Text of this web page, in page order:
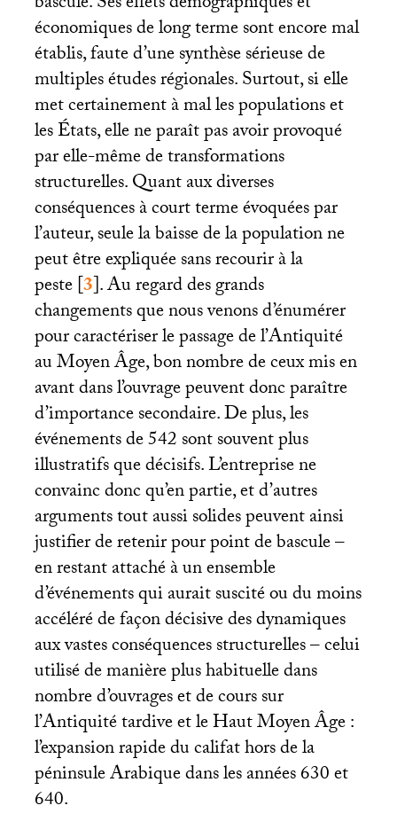
économiques de long terme sont encore mal
établis, faute d’une synthèse sérieuse de
multiples études régionales. Surtout, si elle
met certainement à mal les populations et
les États, elle ne paraît pas avoir provoqué
par elle-même de transformations
structurelles. Quant aux diverses
conséquences à court terme évoquées par
l’auteur, seule la baisse de la population ne
peut être expliquée sans recourir à la
peste[3]. Au regard des grands
changements que nous venons d’énumérer
pour caractériser le passage de l’Antiquité
au Moyen Âge, bon nombre de ceux mis en
avant dans l’ouvrage peuvent donc paraître
d’importance secondaire. De plus, les
événements de 542 sont souvent plus
illustratifs que décisifs. L’entreprise ne
convainc donc qu’en partie, et d’autres
arguments tout aussi solides peuvent ainsi
justifier de retenir pour point de bascule –
en restant attaché à un ensemble
d’événements qui aurait suscité ou du moins
accéléré de façon décisive des dynamiques
aux vastes conséquences structurelles – celui
utilisé de manière plus habituelle dans
nombre d’ouvrages et de cours sur
l’Antiquité tardive et le Haut Moyen Âge :
l’expansion rapide du califat hors de la
péninsule Arabique dans les années 630 et
640.